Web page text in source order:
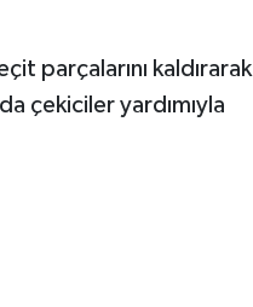
parçalarını kaldırarak
çekiciler yardımıyla